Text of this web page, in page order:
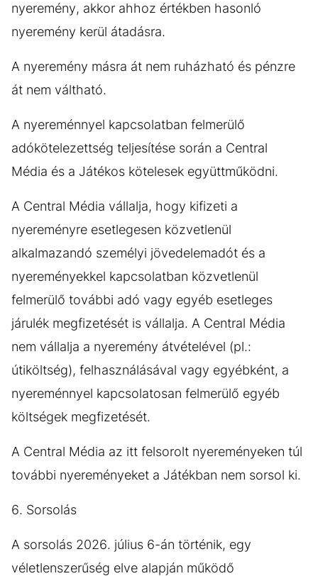
nyeremény, akkor ahhoz értékben hasonló
nyeremény kerül átadásra.
A nyeremény másra át nem ruházható és pénzre
át nem váltható.
A nyereménnyel kapcsolatban felmerülő
adókötelezettség teljesítése során a Central
Média és a Játékos kötelesek együttműködni.
A Central Média vállalja, hogy kifizeti a
nyereményre esetlegesen közvetlenül
alkalmazandó személyi jövedelemadót és a
nyereményekkel kapcsolatban közvetlenül
felmerülő további adó vagy egyéb esetleges
járulék megfizetését is vállalja. A Central Média
nem vállalja a nyeremény átvételével (pl.:
útiköltség), felhasználásával vagy egyébként, a
nyereménnyel kapcsolatosan felmerülő egyéb
költségek megfizetését.
A Central Média az itt felsorolt nyereményeken túl
további nyereményeket a Játékban nem sorsol ki.
6. Sorsolás
A sorsolás 2026. július 6-án történik, egy
véletlenszerűség elve alapján működő